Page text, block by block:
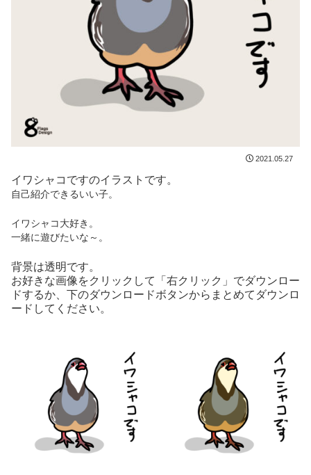
2021.05.27
イワシャコですのイラストです。
自己紹介できるいい子。
イワシャコ大好き。
一緒に遊びたいな～。
背景は透明です。
お好きな画像をクリックして「右クリック」でダウンロー
ドするか、下のダウンロードボタンからまとめてダウンロ
ードしてください。